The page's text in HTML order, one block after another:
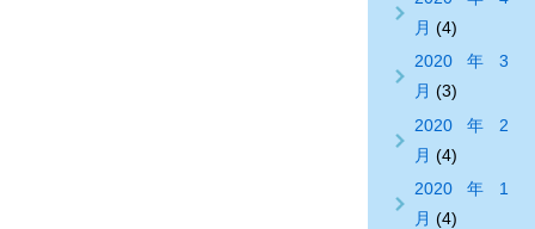
月 (4)
2020年3
月 (3)
2020年2
月 (4)
2020年1
月 (4)